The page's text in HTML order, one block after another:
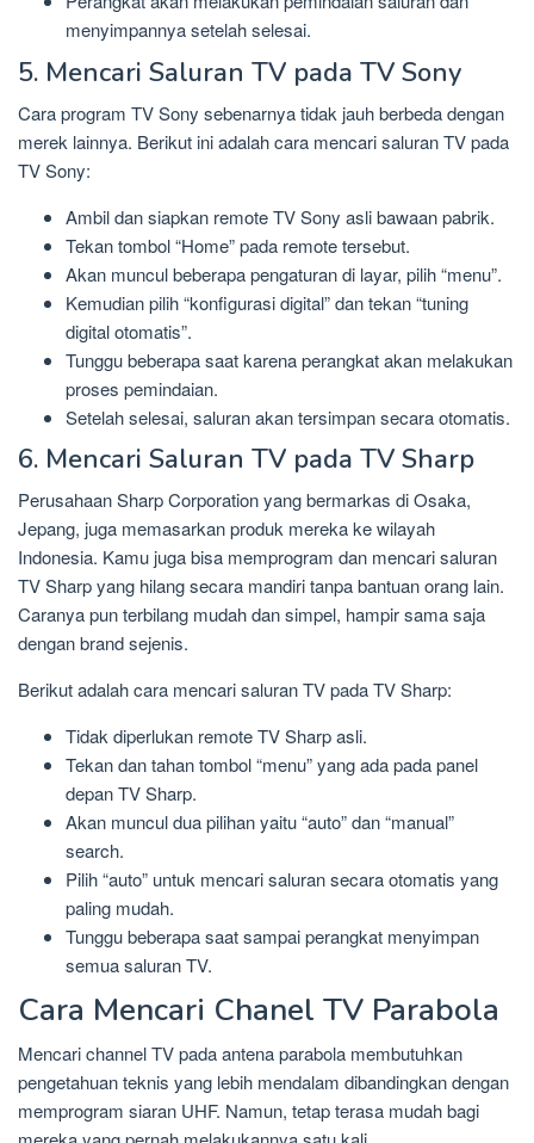
menyimpannya setelah selesai.
5. Mencari Saluran TV pada TV Sony
Cara program TV Sony sebenarnya tidak jauh berbeda dengan
merek lainnya. Berikut ini adalah cara mencari saluran TV pada
TV Sony:
Ambil dan siapkan remote TV Sony asli bawaan pabrik.
Tekan tombol “Home” pada remote tersebut.
Akan muncul beberapa pengaturan di layar, pilih “menu”.
Kemudian pilih “konfigurasi digital” dan tekan “tuning
digital otomatis”.
Tunggu beberapa saat karena perangkat akan melakukan
proses pemindaian.
Setelah selesai, saluran akan tersimpan secara otomatis.
6. Mencari Saluran TV pada TV Sharp
Perusahaan Sharp Corporation yang bermarkas di Osaka,
Jepang, juga memasarkan produk mereka ke wilayah
Indonesia. Kamu juga bisa memprogram dan mencari saluran
TV Sharp yang hilang secara mandiri tanpa bantuan orang lain.
Caranya pun terbilang mudah dan simpel, hampir sama saja
dengan brand sejenis.
Berikut adalah cara mencari saluran TV pada TV Sharp:
Tidak diperlukan remote TV Sharp asli.
Tekan dan tahan tombol “menu” yang ada pada panel
depan TV Sharp.
Akan muncul dua pilihan yaitu “auto” dan “manual”
search.
Pilih “auto” untuk mencari saluran secara otomatis yang
paling mudah.
Tunggu beberapa saat sampai perangkat menyimpan
semua saluran TV.
Cara Mencari Chanel TV Parabola
Mencari channel TV pada antena parabola membutuhkan
pengetahuan teknis yang lebih mendalam dibandingkan dengan
memprogram siaran UHF. Namun, tetap terasa mudah bagi